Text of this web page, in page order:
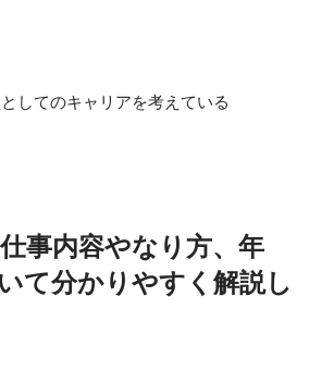
してのキャリアを考えている
事内容やなり方、年
て分かりやすく解説し